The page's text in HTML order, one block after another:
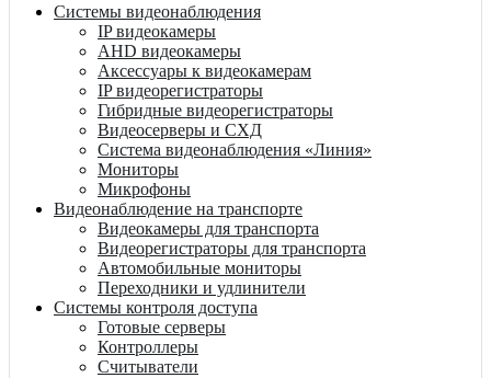
Системы видеонаблюдения
IP видеокамеры
AHD видеокамеры
Аксессуары к видеокамерам
IP видеорегистраторы
Гибридные видеорегистраторы
Видеосерверы и СХД
Система видеонаблюдения «Линия»
Мониторы
Микрофоны
Видеонаблюдение на транспорте
Видеокамеры для транспорта
Видеорегистраторы для транспорта
Автомобильные мониторы
Переходники и удлинители
Системы контроля доступа
Готовые серверы
Контроллеры
Считыватели